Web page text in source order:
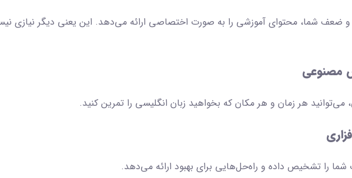
شما، محتوای آموزشی را به صورت اختصاصی ارائه می‌دهد. این یعنی دیگر نیازی
هر زمان و هر مکان که بخواهید زبان انگلیسی را تمرین کنید.
را تشخیص داده و راه‌حل‌هایی برای بهبود ارائه می‌دهد.